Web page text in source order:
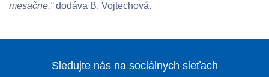
mesačne,“dodáva B. Vojtechová.
Sledujte nás na sociálnych sieťach